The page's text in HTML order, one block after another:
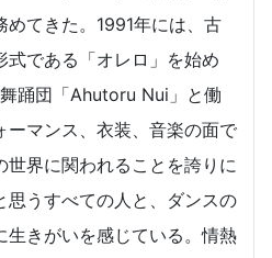
てきた。1991年には、古
式である「オレロ」を始め
踊団「Ahutoru Nui」と働
ーマンス、衣装、音楽の面で
世界に関われることを誇りに
思うすべての人と、ダンスの
生きがいを感じている。情熱